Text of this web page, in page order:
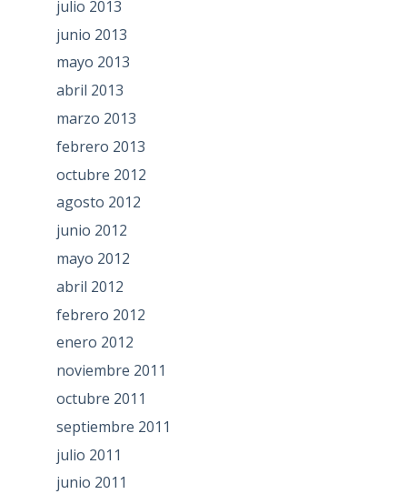
julio 2013
junio 2013
mayo 2013
abril 2013
marzo 2013
febrero 2013
octubre 2012
agosto 2012
junio 2012
mayo 2012
abril 2012
febrero 2012
enero 2012
noviembre 2011
octubre 2011
septiembre 2011
julio 2011
junio 2011